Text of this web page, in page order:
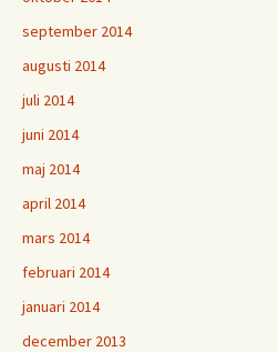
september 2014
augusti 2014
juli 2014
juni 2014
maj 2014
april 2014
mars 2014
februari 2014
januari 2014
december 2013